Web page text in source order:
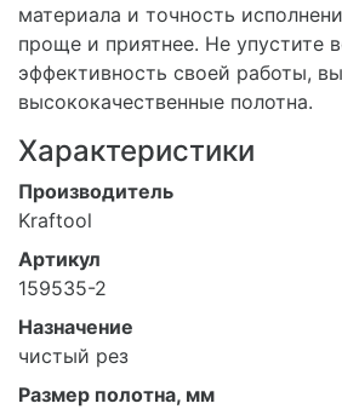
материала и точность
проще и приятнее. Не упустите
эффективность своей работы,
высококачественные полотна.
Характеристики
Производитель
Kraftool
Артикул
159535-2
Назначение
чистый рез
Размер полотна, мм